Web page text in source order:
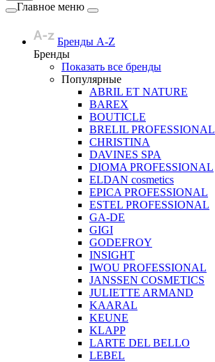
Главное меню
Бренды A-Z
Бренды
Показать все бренды
Популярные
ABRIL ET NATURE
BAREX
BOUTICLE
BRELIL PROFESSIONAL
CHRISTINA
DAVINES SPA
DIOMA PROFESSIONAL
ELDAN cosmetics
EPICA PROFESSIONAL
ESTEL PROFESSIONAL
GA-DE
GIGI
GODEFROY
INSIGHT
IWOU PROFESSIONAL
JANSSEN COSMETICS
JULIETTE ARMAND
KAARAL
KEUNE
KLAPP
LARTE DEL BELLO
LEBEL